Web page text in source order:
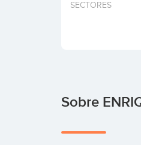
SECTORES
Sobre